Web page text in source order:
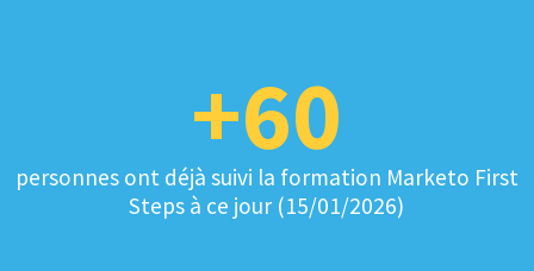
+60
personnes ont déjà suivi la formation Marketo First
Steps à ce jour (15/01/2026)